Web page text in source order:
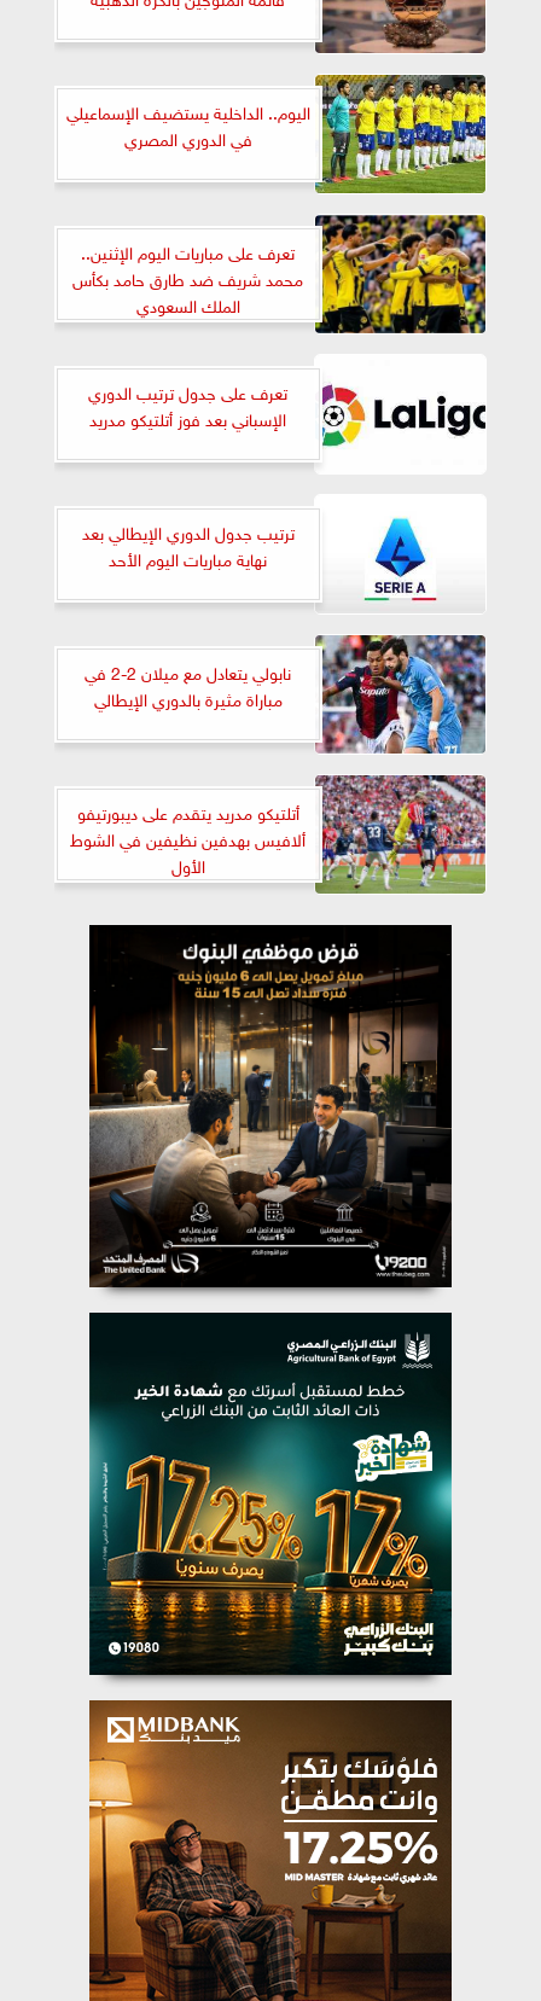
اليوم.. الداخلية يستضيف الإسماعيلي
في الدوري المصري
تعرف على مباريات اليوم الإثنين..
محمد شريف ضد طارق حامد بكأس
الملك السعودي
تعرف على جدول ترتيب الدوري
الإسباني بعد فوز أتلتيكو مدريد
ترتيب جدول الدوري الإيطالي بعد
نهاية مباريات اليوم الأحد
نابولي يتعادل مع ميلان 2-2 في
مباراة مثيرة بالدوري الإيطالي
أتلتيكو مدريد يتقدم على ديبورتيفو
ألافيس بهدفين نظيفين في الشوط
الأول